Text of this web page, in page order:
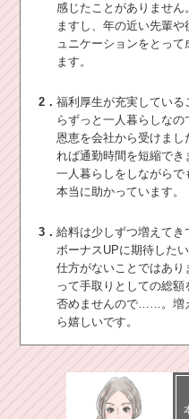
感じたことがありません
ますし、年の近い先輩や
ュニケーションをとっ
ます。
2．福利厚生が充実してい
らずっと一人暮らしな
恩恵を会社から受けまし
れば通勤時間を短縮でき
一人暮らしをしながら
本当に助かっています。
3．給料は少しずつ増えて
ボーナスUPに期待したい
仕方がないことではあり
って手取りとしての総
否めませんので……。増
ら嬉しいです。